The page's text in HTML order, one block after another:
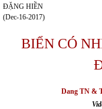
ĐẶNG HIỀN
(Dec-16-2017)
BIỂN CÓ
Dang TN &